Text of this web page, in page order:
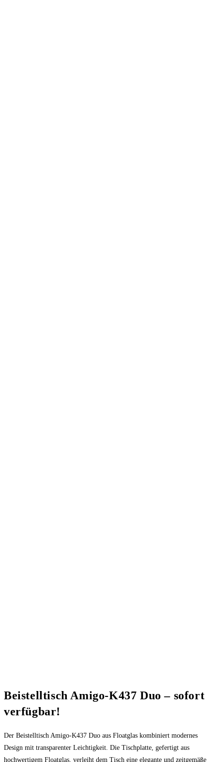
Beistelltisch Amigo-K437 Duo – sofort
verfügbar!
Der Beistelltisch Amigo-K437 Duo aus Floatglas kombiniert modernes
Design mit transparenter Leichtigkeit. Die Tischplatte, gefertigt aus
hochwertigem Floatglas, verleiht dem Tisch eine elegante und zeitgemäße